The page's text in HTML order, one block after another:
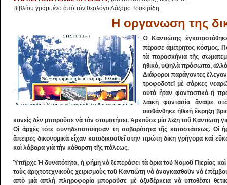
Βιβλίου γραμμένο ἀπὸ τὸν θεολόγο Λάζαρο Τσακιρίδη
Η οργανωση της
Ὁ Καντιώτης
πέρασε ἀμέτρητος κόσμος.
τὰ παρασκήνια τῆς
ἠθικά, ὑψηλὰ πρόσωπα, ἀλλὰ
Διάφοροι παράγοντες ἔλεγαν
τροφοδοτεῖ μὲ σάρκες
αὐτὰ ἦταν φανταστικὰ ἤ
λαϊκὴ φαντασία ἄναψε
αἰσθάνθηκε ἠθικὴ ἔκρηξη
κανεὶς δὲν μποροῦσε νὰ τὸν σταματήσει. Ἀρκοῦσε μία λέξη τοῦ Καντιώτη
Οἱ ἀρχὲς τότε συνηδειτοποίησαν τὴ σοβαρότητα τῆς καταστάσεως. Οἱ
ἄπειρες δικονομικὰ εἶχαν καταδικασθεῖ στὴν πρώτη δίκη γρήγορα καὶ
καὶ λάβαρα γιὰ τὴν κάθαρση τῆς πόλεως.
Ὑπῆρχε Ἡ δυνατότητα, ἡ φήμη νὰ ξεπεράσει τὰ ὅρια τοῦ Νομοῦ Πιερίας
τοὺς ἀριχτοτεχνικοὺς χειρισμοὺς τοῦ Καντιώτη νὰ ἀναγκασθοῦν νὰ
ἀπὸ μιὰ ἁπλὴ πληροφορία μποροῦσε μὲ ὀξυδέρκεια νὰ ὑποθέσει